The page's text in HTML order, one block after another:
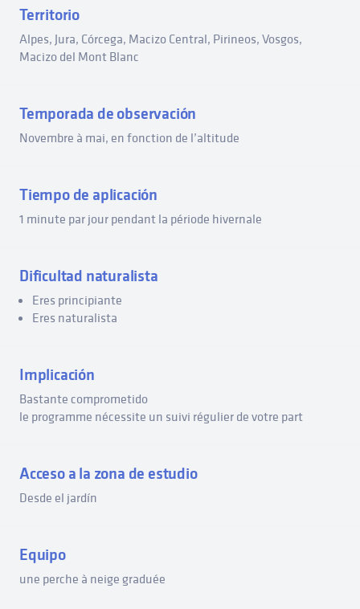
Territorio
Alpes, Jura, Córcega, Macizo Central, Pirineos, Vosgos,
Macizo del Mont Blanc
Temporada de observación
Novembre à mai, en fonction de l’altitude
Tiempo de aplicación
1 minute par jour pendant la période hivernale
Dificultad naturalista
Eres principiante
Eres naturalista
Implicación
Bastante comprometido
le programme nécessite un suivi régulier de votre part
Acceso a la zona de estudio
Desde el jardín
Equipo
une perche à neige graduée